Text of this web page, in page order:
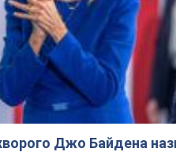
Джо Байдена